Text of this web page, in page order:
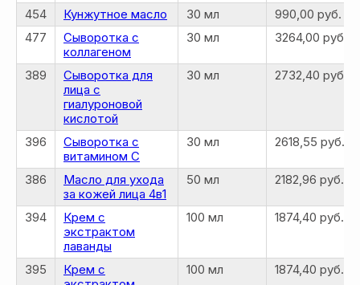
454 Кунжутное масло 30 мл
990,00 руб.
477
Сыворотка с
коллагеном
30 мл 3264,00 руб.
389
Сыворотка для
лица с
гиалуроновой
кислотой
30 мл 2732,40 руб.
396
Сыворотка с
витамином C
30 мл 2618,55 руб.
386
Масло для ухода
за кожей лица 4в1
50 мл 2182,96 руб.
394
Крем с
экстрактом
лаванды
100 мл 1874,40 руб.
395
Крем с
100 мл 1874,40 руб.